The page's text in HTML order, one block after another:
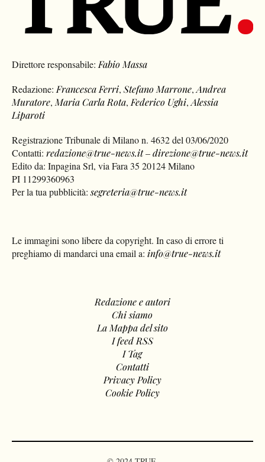
Direttore responsabile: Fabio Massa
Redazione: Francesca Ferri,Stefano Marrone,Andrea
Muratore, Maria Carla Rota, Federico Ughi,Alessia
Liparoti
Registrazione Tribunale di Milano n. 4632 del 03/06/2020
Contatti:redazione@true-news.it–direzione@true-news.it
Edito da: Inpagina Srl, via Fara 35 20124 Milano
PI 11299360963
Per la tua pubblicità:segreteria@true-news.it
Le immagini sono libere da copyright. In caso di errore ti
preghiamo di mandarci una email a: info@true-news.it
Redazione e autori
Chi siamo
La Mappa del sito
I feed RSS
I Tag
Contatti
Privacy Policy
Cookie Policy